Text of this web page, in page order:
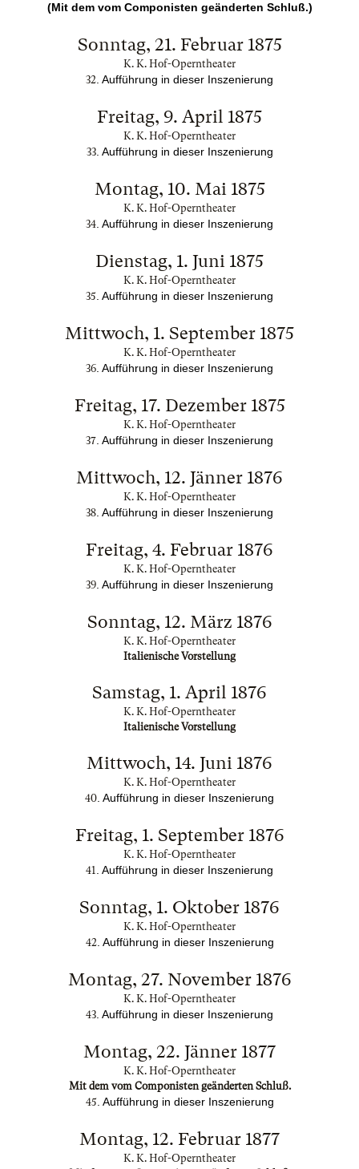
(Mit dem vom Componisten geänderten Schluß.)
Sonntag, 21. Februar 1875
K. K. Hof-Operntheater
32 . Aufführung in dieser Inszenierung
Freitag, 9. April 1875
K. K. Hof-Operntheater
33. Aufführung in dieser Inszenierung
Montag, 10. Mai 1875
K. K. Hof-Operntheater
34 . Aufführung in dieser Inszenierung
Dienstag, 1. Juni 1875
K. K. Hof-Operntheater
35 . Aufführung in dieser Inszenierung
Mittwoch, 1. September 1875
K. K. Hof-Operntheater
36 . Aufführung in dieser Inszenierung
Freitag, 17. Dezember 1875
K. K. Hof-Operntheater
37 . Aufführung in dieser Inszenierung
Mittwoch, 12. Jänner 1876
K. K. Hof-Operntheater
38 . Aufführung in dieser Inszenierung
Freitag, 4. Februar 1876
K. K. Hof-Operntheater
39 . Aufführung in dieser Inszenierung
Sonntag, 12. März 1876
K. K. Hof-Operntheater
Italienische Vorstellung
Samstag, 1. April 1876
K. K. Hof-Operntheater
Italienische Vorstellung
Mittwoch, 14. Juni 1876
K. K. Hof-Operntheater
40 . Aufführung in dieser Inszenierung
Freitag, 1. September 1876
K. K. Hof-Operntheater
41 . Aufführung in dieser Inszenierung
Sonntag, 1. Oktober 1876
K. K. Hof-Operntheater
42. Aufführung in dieser Inszenierung
Montag, 27. November 1876
K. K. Hof-Operntheater
43 . Aufführung in dieser Inszenierung
Montag, 22. Jänner 1877
K. K. Hof-Operntheater
Mit dem vom Componisten geänderten Schluß.
45. Aufführung in dieser Inszenierung
Montag, 12. Februar 1877
K. K. Hof-Operntheater